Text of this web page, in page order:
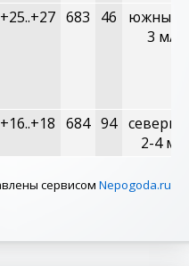
+25..+27 683 46
южный,
3 м/с
+16..+18 684 94
2-4 м/с
сервисом Nepogoda.ru